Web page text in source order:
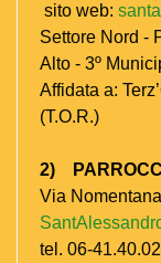
sito web:
Settore Nord -
Alto - 3º
Affidata a:
(T.O.R.)
2)
Via
tel. 06-